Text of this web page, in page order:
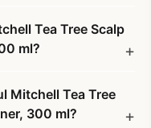
Tea Tree Scalp
ml?
Mitchell Tea Tree
300 ml?